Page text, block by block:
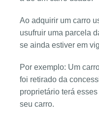
Ao adquirir um carro
usufruir uma parcela
se ainda estiver em
Por exemplo: Um
foi retirado da
proprietário terá
seu carro.